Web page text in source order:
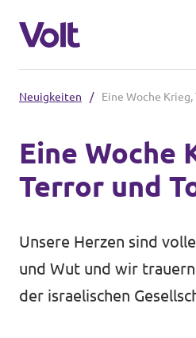
Volt in deinem
Volt Deutschland
Programm
Über Volt
Menschen
Neuigkeiten / Eine Woche Krieg,
Eine Woche
Terror und
Unsere Herzen sind
und Wut und wir
der israelischen